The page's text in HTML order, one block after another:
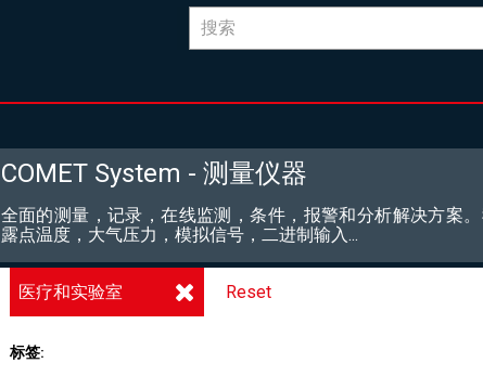
COMET System - 测量仪器
全面的测量，记录，在线监测，条件，报警和分析解决方案。
露点温度，大气压力，模拟信号，二进制输入...
医疗和实验室 Reset
标签: